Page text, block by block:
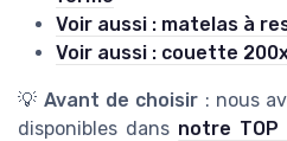
Voir aussi : matelas à
Voir aussi : couette
💡Avant de choisir : nous
disponibles dans notre